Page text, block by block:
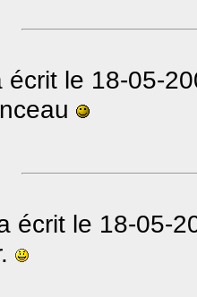
écrit le 18-05-
écrit le 18-05-